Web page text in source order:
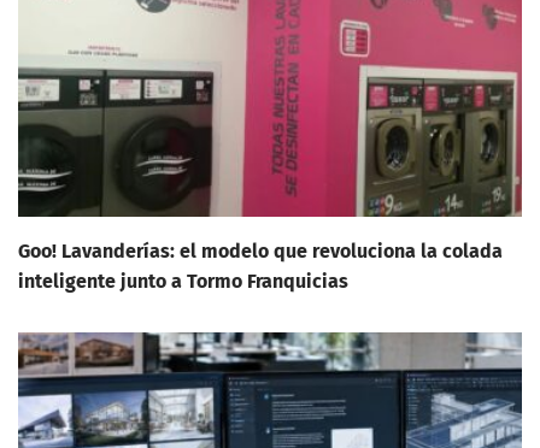
Goo! Lavanderías: el modelo que revoluciona la colada
inteligente junto a Tormo Franquicias